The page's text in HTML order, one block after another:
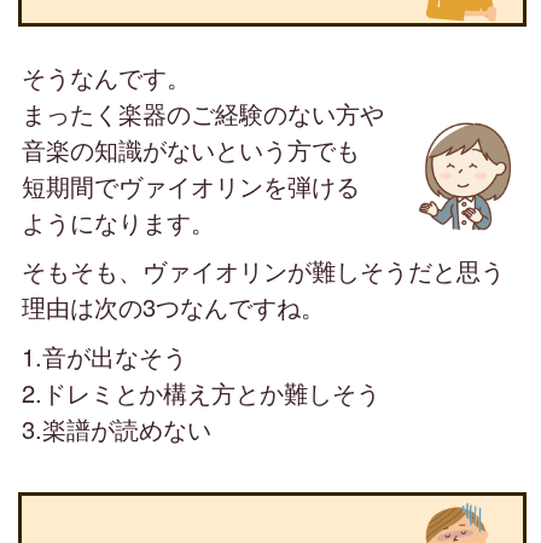
そうなんです。
まったく楽器のご経験のない方や
音楽の知識がないという方でも
短期間でヴァイオリンを弾ける
ようになります。
そもそも、ヴァイオリンが難しそうだと思う
理由は次の3つなんですね。
1.音が出なそう
2.ドレミとか構え方とか難しそう
3.楽譜が読めない